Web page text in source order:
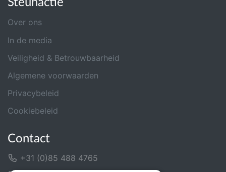
Over ons
In de media
Veiligheid & Betrouwbaarheid
Algemene voorwaarden
Privacybeleid
Cookiebeleid
Contact
+31 (0)85 488 4765